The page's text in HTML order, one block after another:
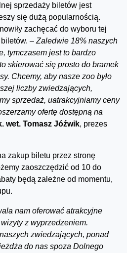
sprzedaży biletów jest
się dużą popularnością.
zachęcać do wyboru tej
– Zaledwie 18% naszych
tymczasem jest to bardzo
skierować się prosto do bramek
Chcemy, aby nasze zoo było
liczby zwiedzających,
sprzedaż, uatrakcyjniamy ceny
ofertę dostępną na
wet. Tomasz Jóźwik, prezes
zakup biletu przez stronę
zaoszczędzić od 10 do
będą zależne od momentu,
nam oferować atrakcyjne
z wyprzedzeniem.
zwiedzających, ponad
do nas spoza Dolnego